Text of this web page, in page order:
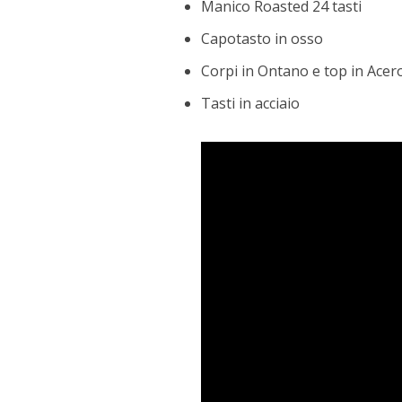
Manico Roasted 24 tasti
Capotasto in osso
Corpi in Ontano e top in
Tasti in acciaio